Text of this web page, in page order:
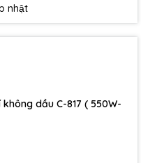
nhật
không dầu C-817 ( 550W-